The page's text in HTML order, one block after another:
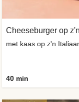
Cheeseburger op
met kaas op z'n
40 min